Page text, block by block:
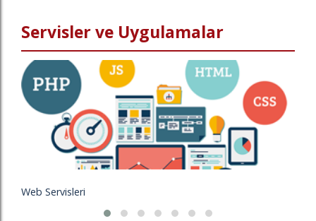
Servisler ve Uygulamalar
Web Servisleri